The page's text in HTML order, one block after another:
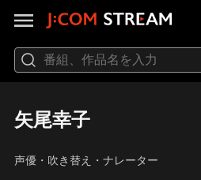
矢尾幸子
声優・吹き替え・ナレーター